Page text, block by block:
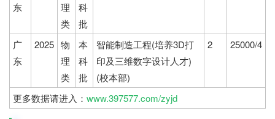
东
理
类
科
批
广
东
2025 物
理
类
本
科
批
智能制造工程(培养3D打
印及三维数字设计人才)
(校本部)
2 25000/4
更多数据请进入： www.397577.com/zyjd